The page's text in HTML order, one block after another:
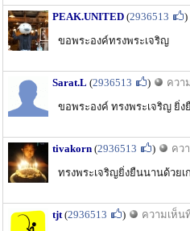
PEAK.UNITED (2936513 )
ขอพระองค์ทรงพระเจริญ
Sarat.L (2936513 ) ควา
ขอพระองค์ ทรงพระเจริญ ยิ่
tivakorn (2936513 ) คว
ทรงพระเจริญยิ่งยืนนานด้วย
tjt(2936513 ) ความเห็น